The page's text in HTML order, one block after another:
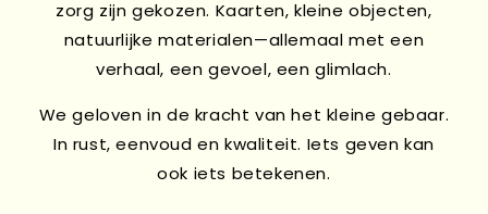
zorg zijn gekozen. Kaarten, kleine objecten,
natuurlijke materialen—allemaal met een
verhaal, een gevoel, een glimlach.
We geloven in de kracht van het kleine gebaar.
In rust, eenvoud en kwaliteit. Iets geven kan
ook iets betekenen.